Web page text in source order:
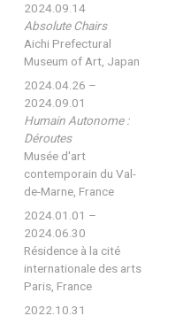
2024.09.14
Absolute Chairs
Aichi Prefectural
Museum of Art, Japan
2024.04.26 –
2024.09.01
Humain Autonome :
Déroutes
Musée d'art
contemporain du Val-
de-Marne, France
2024.01.01 –
2024.06.30
Résidence à la cité
internationale des arts
Paris, France
2022.10.31